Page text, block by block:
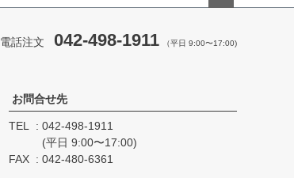
ップ
電話注文 042-498-1911 （平日 9:00〜17:00)
お問合せ先
TEL
042-498-1911
(平日 9:00〜17:00)
FAX
042-480-6361